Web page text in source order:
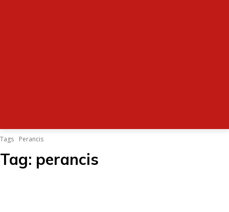
Tags Perancis
Tag: perancis